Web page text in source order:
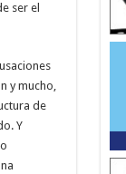
ser el
y mucho,
de
Y